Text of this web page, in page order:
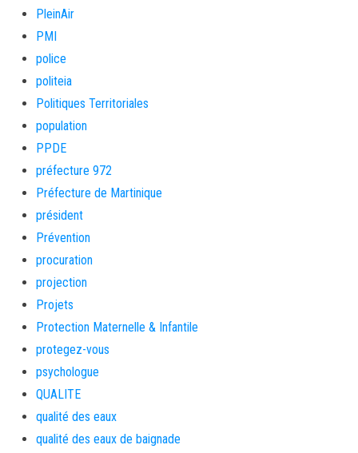
PleinAir
PMI
police
politeia
Politiques Territoriales
population
PPDE
préfecture 972
Préfecture de Martinique
président
Prévention
procuration
projection
Projets
Protection Maternelle & Infantile
protegez-vous
psychologue
QUALITE
qualité des eaux
qualité des eaux de baignade